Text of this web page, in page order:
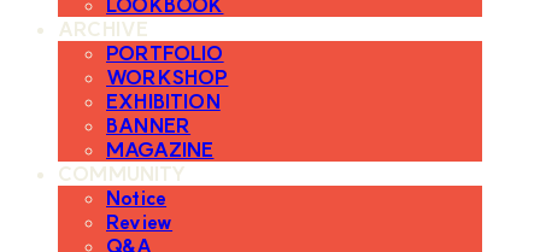
LOOKBOOK
ARCHIVE
PORTFOLIO
WORKSHOP
EXHIBITION
BANNER
MAGAZINE
COMMUNITY
Notice
Review
Q&A